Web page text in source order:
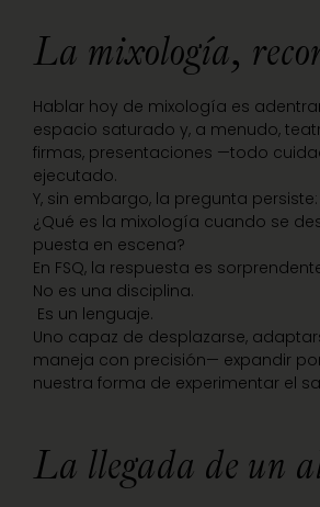
La mixología,
Hablar hoy de mixología es
espacio saturado y, a menudo,
firmas, presentaciones —todo
ejecutado.
Y, sin embargo, la pregunta persiste:
¿Qué es la mixología cuando se
puesta en escena?
En FSQ, la respuesta es
No es una disciplina.
Es un lenguaje.
Uno capaz de desplazarse,
maneja con precisión— expandir
nuestra forma de experimentar el
La llegada de un